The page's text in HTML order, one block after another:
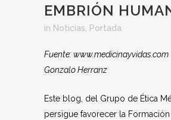
EMBRIÓN
in Noticias Portada
Fuente:
Gonzalo Herranz
Este blog, del Grupo de Ética
persigue favorecer la Formación